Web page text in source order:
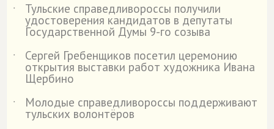
˙
Тульские справедливороссы получили
удостоверения кандидатов в депутаты
Государственной Думы 9-го созыва
˙
Сергей Гребенщиков посетил церемонию
открытия выставки работ художника Ивана
Щербино
˙
Молодые справедливороссы поддерживают
тульских волонтёров